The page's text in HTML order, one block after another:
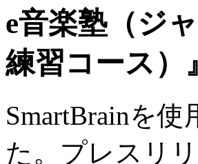
e音楽塾（ジ
練習コース）
SmartBrainを
た。プレスリ